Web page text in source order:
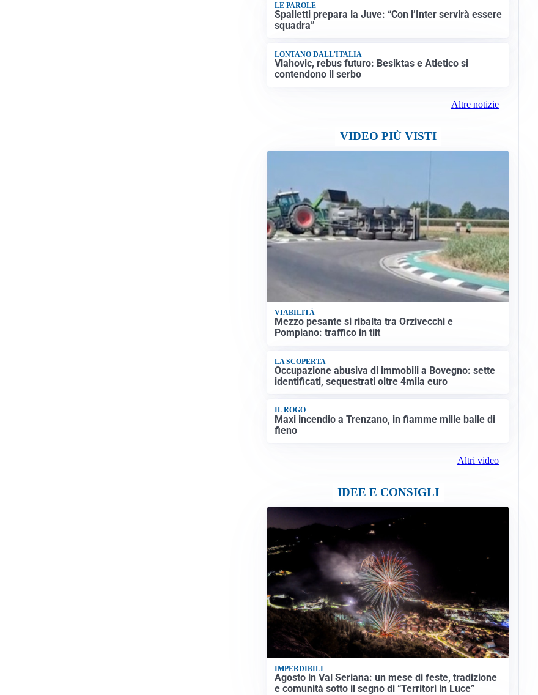
LE PAROLE
Spalletti prepara la Juve: “Con l’Inter servirà essere
squadra”
LONTANO DALL'ITALIA
Vlahovic, rebus futuro: Besiktas e Atletico si
contendono il serbo
Altre notizie
VIDEO PIÙ VISTI
VIABILITÀ
Mezzo pesante si ribalta tra Orzivecchi e
Pompiano: traffico in tilt
LA SCOPERTA
Occupazione abusiva di immobili a Bovegno: sette
identificati, sequestrati oltre 4mila euro
IL ROGO
Maxi incendio a Trenzano, in fiamme mille balle di
fieno
Altri video
IDEE E CONSIGLI
IMPERDIBILI
Agosto in Val Seriana: un mese di feste, tradizione
e comunità sotto il segno di “Territori in Luce”